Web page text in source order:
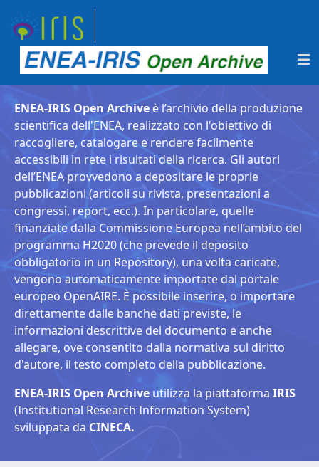
ENEA-IRIS Open Archive è l’archivio della produzione
scientifica dell'ENEA, realizzato con l'obiettivo di
raccogliere, catalogare e rendere facilmente
accessibili in rete i risultati della ricerca. Gli autori
dell’ENEA provvedono a depositare le proprie
pubblicazioni (articoli su rivista, presentazioni a
congressi, report, ecc.). In particolare, quelle
finanziate dalla Commissione Europea nell’ambito del
programma H2020 (che prevede il deposito
obbligatorio in un Repository), una volta caricate,
vengono automaticamente importate dal portale
europeo OpenAIRE. È possibile inserire, o importare
direttamente dalle banche dati previste, le
informazioni descrittive del documento e anche
allegare, ove consentito dalla normativa sul diritto
d'autore, il testo completo della pubblicazione.
ENEA-IRIS Open Archive utilizza la piattaforma IRIS
(Institutional Research Information System)
sviluppata da CINECA.